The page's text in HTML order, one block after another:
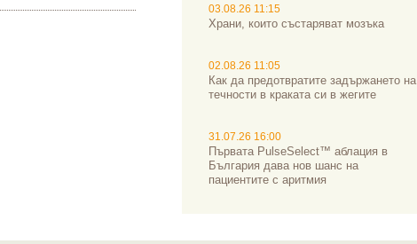
03.08.26 11:15
Храни, които състаряват мозъка
02.08.26 11:05
Как да предотвратите задържането на
течности в краката си в жегите
31.07.26 16:00
Първата PulseSelect™ аблация в
България дава нов шанс на
пациентите с аритмия